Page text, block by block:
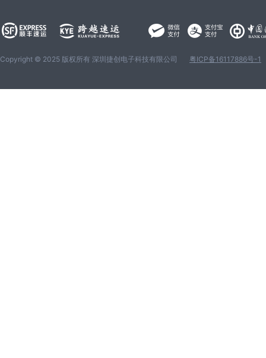
Copyright © 2025 版权所有 深圳捷创电子科技有限公司 粤ICP备16117886号-1